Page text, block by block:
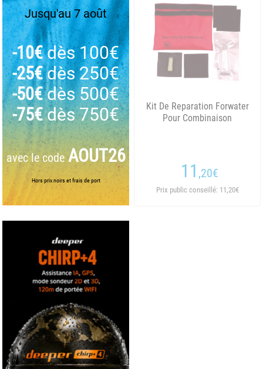
Jusqu'au 7 août
-10€ dès 100€
-25€ dès 250€
-50€ dès 500€
-75€ dès 750€
avec le code AOUT26
Hors prix noirs et frais de port
Kit De Reparation Forwater
Pour Combinaison
11 ,20€
Prix public conseillé: 11,20€